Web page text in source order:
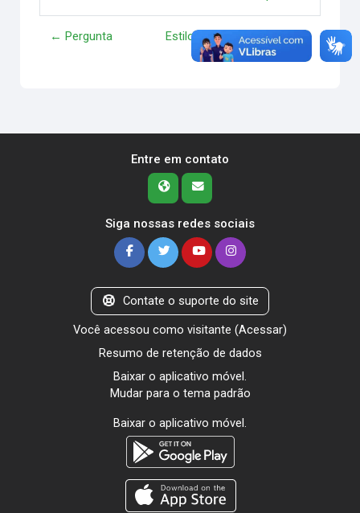
← Pergunta Estilos de aprendizagem →
Entre em contato
Siga nossas redes sociais
Contate o suporte do site
Você acessou como visitante (Acessar)
Resumo de retenção de dados
Baixar o aplicativo móvel.
Mudar para o tema padrão
Baixar o aplicativo móvel.